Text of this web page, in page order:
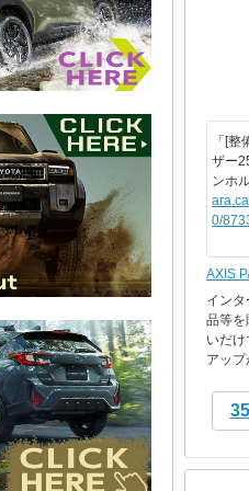
「[整
ザー
ンホ
0/
AXIS
イン
品等を
いだ
アッ